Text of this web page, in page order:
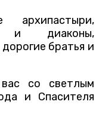
архипастыри,
и диаконы,
братья и
со светлым
и Спасителя